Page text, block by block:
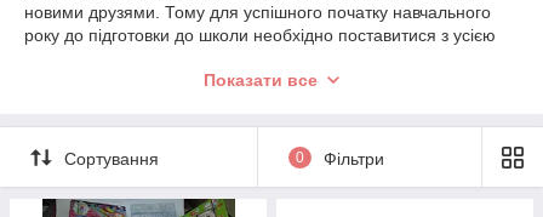
новими друзями. Тому для успішного початку навчального
року до підготовки до школи необхідно поставитися з усією
купити все потрібне приладдя для школи хорошої якості,
На нашому сайті ви можете придбати набори для
першокласника преміум та економ класу, в яких враховано
все, що потрібно майбутньому школяру. У нас в наявності є
Показати все
Сортування 0 Фільтри